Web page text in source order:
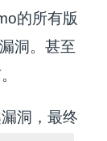
的所有版
洞。甚至
洞，最终